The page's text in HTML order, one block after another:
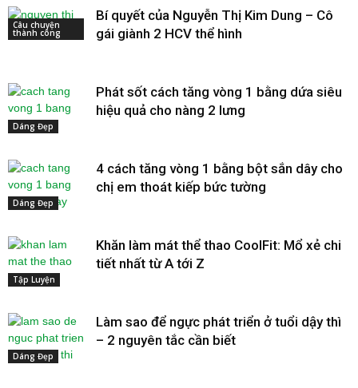
Câu chuyện
thành công
Bí quyết của Nguyễn Thị Kim Dung – Cô
gái giành 2 HCV thể hình
Dáng Đẹp
Phát sốt cách tăng vòng 1 bằng dứa siêu
hiệu quả cho nàng 2 lưng
Dáng Đẹp
4 cách tăng vòng 1 bằng bột sắn dây cho
chị em thoát kiếp bức tường
Tập Luyện
Khăn làm mát thể thao CoolFit: Mổ xẻ chi
tiết nhất từ A tới Z
Dáng Đẹp
Làm sao để ngực phát triển ở tuổi dậy thì
– 2 nguyên tắc cần biết